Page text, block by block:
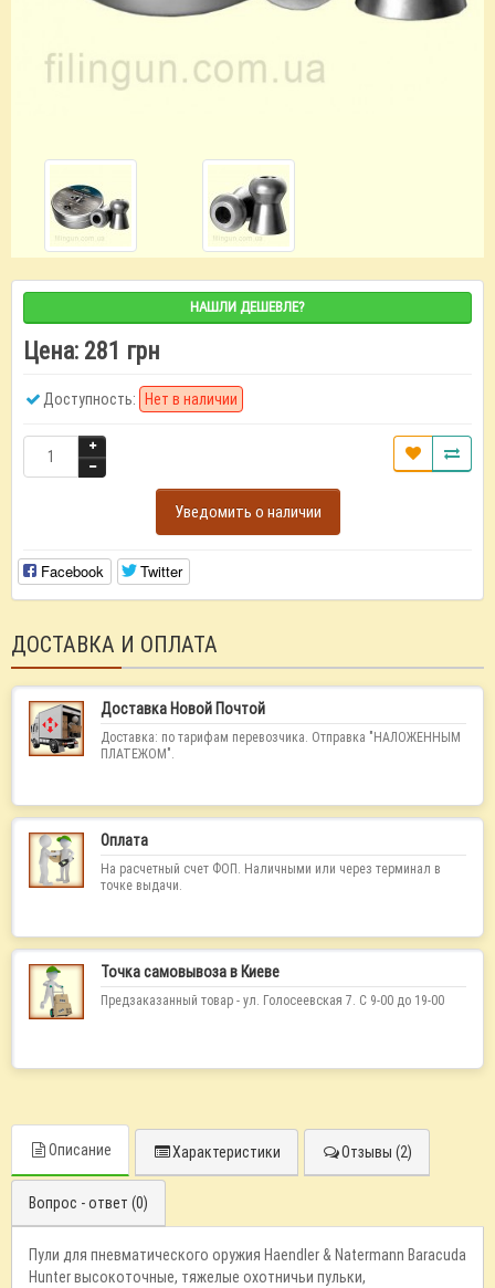
НАШЛИ ДЕШЕВЛЕ?
Цена: 281 грн
Доступность: Нет в наличии
Уведомить о наличии
Facebook Twitter
ДОСТАВКА И ОПЛАТА
Доставка Новой Почтой
Доставка: по тарифам перевозчика. Отправка "НАЛОЖЕННЫМ
ПЛАТЕЖОМ".
Оплата
На расчетный счет ФОП. Наличными или через терминал в
точке выдачи.
Точка самовывоза в Киеве
Предзаказанный товар - ул. Голосеевская 7. С 9-00 до 19-00
Описание Характеристики Отзывы (2)
Вопрос - ответ (0)
Пули для пневматического оружия Haendler & Natermann Baracuda
Hunter высокоточные, тяжелые охотничьи пульки,